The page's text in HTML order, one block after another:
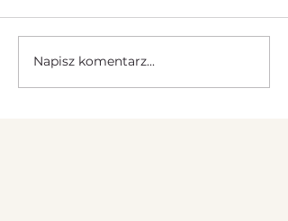
Napisz komentarz...